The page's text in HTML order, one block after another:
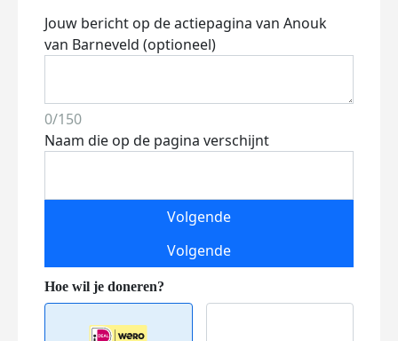
Jouw bericht op de actiepagina van Anouk
van Barneveld (optioneel)
0/150
Naam die op de pagina verschijnt
Volgende
Volgende